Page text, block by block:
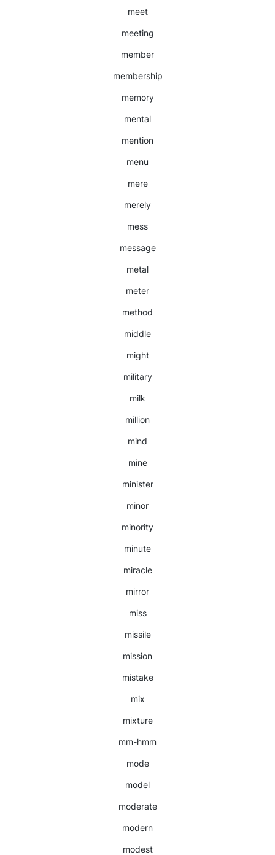
meet
meeting
member
membership
memory
mental
mention
menu
mere
merely
mess
message
metal
meter
method
middle
might
military
milk
million
mind
mine
minister
minor
minority
minute
miracle
mirror
miss
missile
mission
mistake
mix
mixture
mm-hmm
mode
model
moderate
modern
modest